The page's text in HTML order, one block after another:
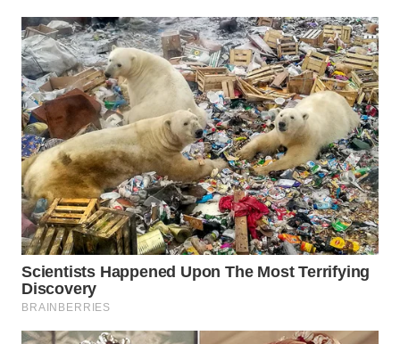
CIANJUR
WN
KEPULAUAN
SERIBU
WN
TANGERANG
WN
BINJAI
WN
CIREBON